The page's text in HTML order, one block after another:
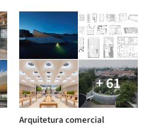
+ 61
Arquitetura comercial